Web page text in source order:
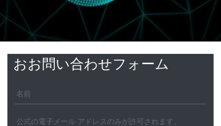
おお問い合わせフォーム